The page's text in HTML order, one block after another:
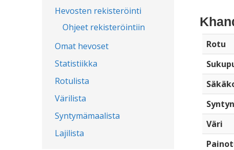
Hevosten rekisteröinti
Ohjeet rekisteröintiin
Omat hevoset
Statistiikka
Rotulista
Värilista
Syntymämaalista
Lajilista
Rotu
Väri